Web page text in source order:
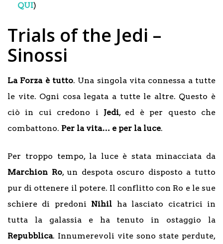
QUI)
Trials of the Jedi –
Sinossi
La Forza è tutto. Una singola vita connessa a tutte
le vite. Ogni cosa legata a tutte le altre. Questo è
ciò in cui credono i Jedi, ed è per questo che
combattono. Per la vita… e per la luce.
Per troppo tempo, la luce è stata minacciata da
Marchion Ro, un despota oscuro disposto a tutto
pur di ottenere il potere. Il conflitto con Ro e le sue
schiere di predoni Nihil ha lasciato cicatrici in
tutta la galassia e ha tenuto in ostaggio la
Repubblica. Innumerevoli vite sono state perdute,